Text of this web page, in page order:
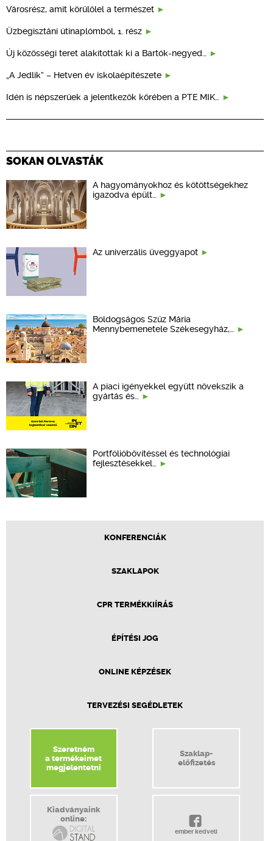
Városrész, amit körülölel a természet
Üzbegisztáni útinaplómból, 1. rész
Új közösségi teret alakítottak ki a Bartók-negyed…
„A Jedlik” – Hetven év iskolaépítészete
Idén is népszerűek a jelentkezők körében a PTE MIK…
SOKAN OLVASTÁK
A hagyományokhoz és kötöttségekhez
igazodva épült…
Az univerzális üveggyapot
Boldogságos Szűz Mária
Mennybemenetele Székesegyház,…
A piaci igényekkel együtt növekszik a
gyártás és…
Portfólióbővítéssel és technológiai
fejlesztésekkel…
KONFERENCIÁK
SZAKLAPOK
CPR TERMÉKKIÍRÁS
ÉPÍTÉSI JOG
ONLINE KÉPZÉSEK
TERVEZÉSI SEGÉDLETEK
Szeretném
a termékeimet
megjelentetni
Szaklap-
előfizetés
Kiadványaink
online:
ember kedveli